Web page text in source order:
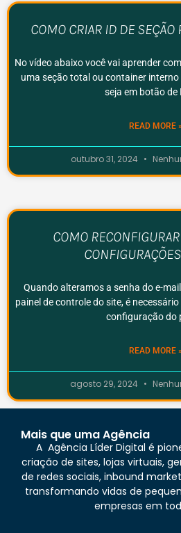
COMO CRIAR ID DE SEÇÃO
No vídeo abaixo você vai aprender
uma seção total ou container
seja em botão de
READ MORE
outubro 31, 2024
COMO
Quando alteramos a senha do e-
painel de controle do site, é
configuração do
READ MORE
agosto 29, 2024
Mais que uma Agência
A Agência Líder Digital é
criação de sites, lojas virtuais,
de redes sociais, inbound
transformando vidas de
empresas em